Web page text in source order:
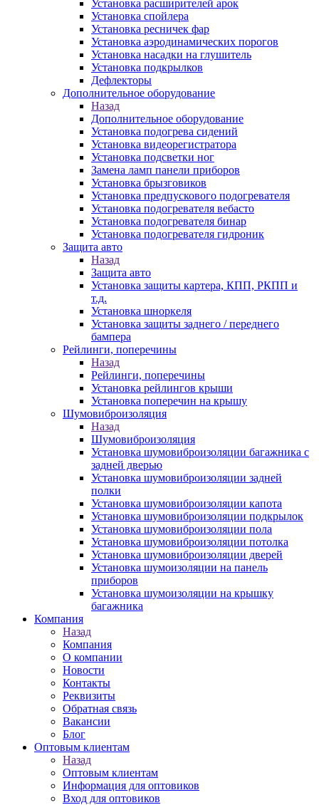
Установка расширителей арок
Установка спойлера
Установка ресничек фар
Установка аэродинамических порогов
Установка насадки на глушитель
Установка подкрылков
Дефлекторы
Дополнительное оборудование
Назад
Дополнительное оборудование
Установка подогрева сидений
Установка видеорегистратора
Установка подсветки ног
Замена ламп панели приборов
Установка брызговиков
Установка предпускового подогревателя
Установка подогревателя вебасто
Установка подогревателя бинар
Установка подогревателя гидроник
Защита авто
Назад
Защита авто
Установка защиты картера, КПП, РКПП и
т.д.
Установка шноркеля
Установка защиты заднего / переднего
бампера
Рейлинги, поперечины
Назад
Рейлинги, поперечины
Установка рейлингов крыши
Установка поперечин на крышу
Шумовиброизоляция
Назад
Шумовиброизоляция
Установка шумовиброизоляции багажника с
задней дверью
Установка шумовиброизоляции задней
полки
Установка шумовиброизоляции капота
Установка шумовиброизоляции подкрылок
Установка шумовиброизоляции пола
Установка шумовиброизоляции потолка
Установка шумовиброизоляции дверей
Установка шумоизоляции на панель
приборов
Установка шумоизоляции на крышку
багажника
Компания
Назад
Компания
О компании
Новости
Контакты
Реквизиты
Обратная связь
Вакансии
Блог
Оптовым клиентам
Назад
Оптовым клиентам
Информация для оптовиков
Вход для оптовиков